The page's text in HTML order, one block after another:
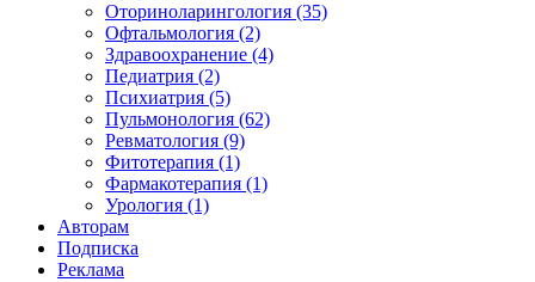
Оториноларингология (35)
Офтальмология (2)
Здравоохранение (4)
Педиатрия (2)
Психиатрия (5)
Пульмонология (62)
Ревматология (9)
Фитотерапия (1)
Фармакотерапия (1)
Урология (1)
Авторам
Подписка
Реклама